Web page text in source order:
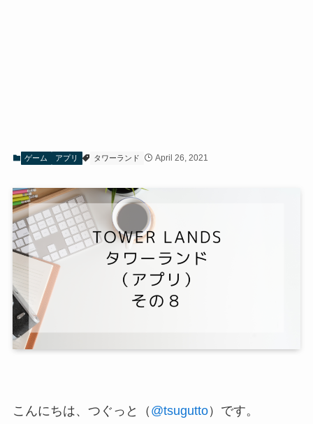
ゲーム アプリ タワーランド April 26, 2021
こんにちは、つぐっと（ @tsugutto）です。